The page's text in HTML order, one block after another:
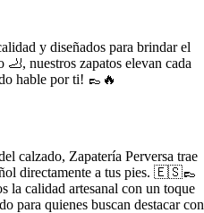
y diseñados para brindar el
nuestros zapatos elevan cada
hable por ti! 👞🔥
calzado, Zapatería Perversa trae
directamente a tus pies. 🇪🇸👞
la calidad artesanal con un toque
para quienes buscan destacar con